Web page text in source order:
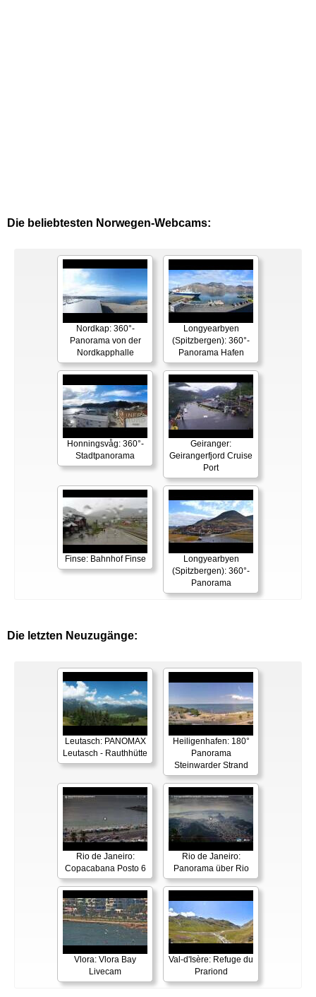
Die beliebtesten Norwegen-Webcams:
Nordkap: 360°-
Panorama von der
Nordkapphalle
Longyearbyen
(Spitzbergen): 360°-
Panorama Hafen
Honningsvåg: 360°-
Stadtpanorama
Geiranger:
Geirangerfjord Cruise
Port
Finse: Bahnhof Finse
Longyearbyen
(Spitzbergen): 360°-
Panorama
Die letzten Neuzugänge:
Leutasch: PANOMAX
Leutasch - Rauthhütte
Heiligenhafen: 180°
Panorama
Steinwarder Strand
Rio de Janeiro:
Copacabana Posto 6
Rio de Janeiro:
Panorama über Rio
Vlora: Vlora Bay
Livecam
Val-d'Isère: Refuge du
Prariond